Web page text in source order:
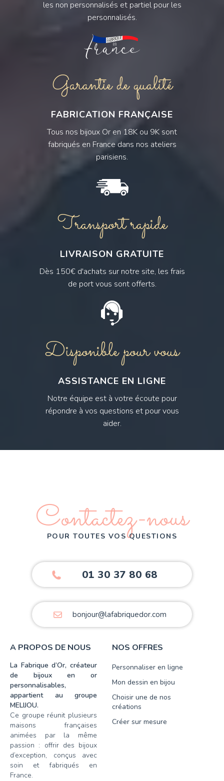
les non personnalisés et partiel pour les
personnalisés.
Garantie de qualité
FABRICATION FRANÇAISE
Tous nos bijoux Or en 18K ou 9K sont
fabriqués en France dans nos ateliers
parisiens.
Transport rapide
LIVRAISON GRATUITE
Dès 150€ d'achats sur notre site, les frais
de port vous sont offerts.
Disponible pour vous
ASSISTANCE EN LIGNE
Notre équipe est à votre écoute pour
répondre à vos questions et pour vous
aider.
Contactez-nous
POUR TOUTES VOS QUESTIONS
01 30 37 80 68
bonjour@lafabriquedor.com
A PROPOS DE NOUS
La Fabrique d’Or, créateur
de bijoux en or
personnalisables,
appartient au groupe
MELIJOU.
Ce groupe réunit plusieurs
maisons françaises
animées par la même
passion : offrir des bijoux
d’exception, conçus avec
soin et fabriqués en
France.
NOS OFFRES
Personnaliser en ligne
Mon dessin en bijou
Choisir une de nos
créations
Créer sur mesure